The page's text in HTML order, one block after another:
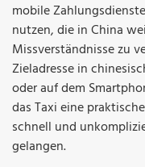
mobile
nutzen, die in China
Missverständnisse zu
Zieladresse in
oder auf dem
das Taxi eine
schnell und
gelangen.